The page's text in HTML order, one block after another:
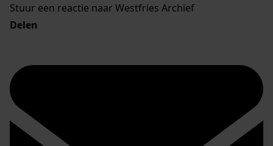
Stuur een reactie naar Westfries Archief
Delen